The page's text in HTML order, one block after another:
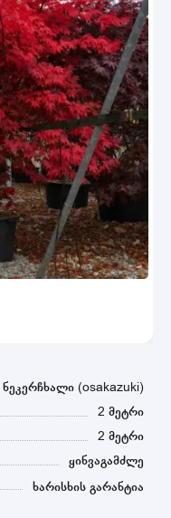
ნეკერჩხალი (osakazuki)
2 მეტრი
2 მეტრი
ყინვაგამძლე
ხარისხის გარანტია